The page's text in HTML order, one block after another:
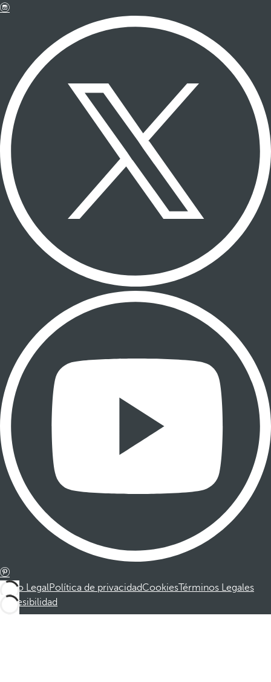
Aviso LegalPolítica de privacidadCookiesTérminos Legales
Accesibilidad